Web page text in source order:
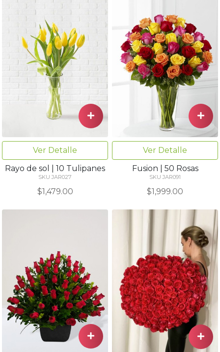
Ver Detalle
Rayo de sol | 10 Tulipanes
SKU JAR027
$1,479.00
Ver Detalle
Fusion | 50 Rosas
SKU JAR091
$1,999.00